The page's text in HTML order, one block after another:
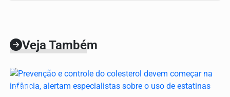
Veja Também
SAÚDE